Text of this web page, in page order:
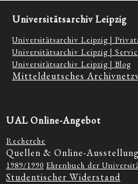
Universitätsarchiv Leipzig
Universitätsarchiv Leipzig |
Universitätsarchiv Leipzig |
Universitätsarchiv Leipzig | Blog
Mitteldeutsches
UAL Online-Angebot
Recherche
Quellen & Online-
1989/1990 Ehrenbuch der
Studentischer Widerstand